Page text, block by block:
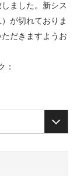
ました。新シス
が切れておりま
だきますようお
：